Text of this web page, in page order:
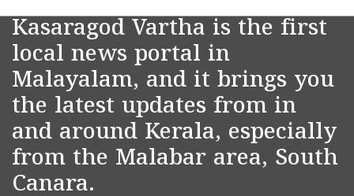
Kasaragod Vartha is the first
local news portal in
Malayalam, and it brings you
the latest updates from in
and around Kerala, especially
from the Malabar area, South
Canara.